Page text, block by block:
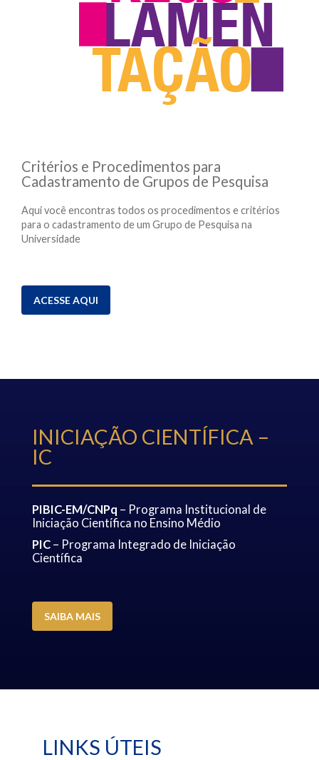
Critérios e Procedimentos para
Cadastramento de Grupos de Pesquisa
Aqui você encontras todos os procedimentos e critérios
para o cadastramento de um Grupo de Pesquisa na
Universidade
ACESSE AQUI
INICIAÇÃO CIENTÍFICA –
IC
PIBIC-EM/CNPq – Programa Institucional de
Iniciação Científica no Ensino Médio
PIC– Programa Integrado de Iniciação
Científica
SAIBA MAIS
LINKS ÚTEIS